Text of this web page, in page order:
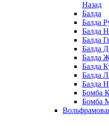
Назад
Балда
Балда
Балда
Балда
Балда
Балда
Балда
Балда
Балда
Бомба
Бомба